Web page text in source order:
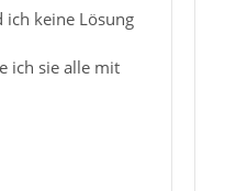
keine Lösung
ich sie alle mit